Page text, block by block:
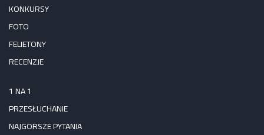
KONKURSY
FOTO
FELIETONY
RECENZJE
1 NA 1
PRZESŁUCHANIE
NAJGORSZE PYTANIA